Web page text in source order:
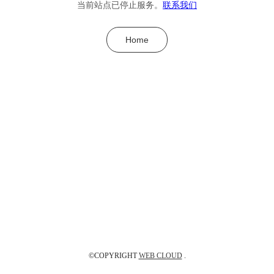
当前站点已停止服务。 联系我们
Home
©COPYRIGHTWEB CLOUD.